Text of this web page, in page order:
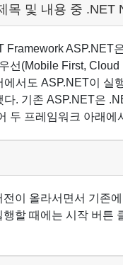
목 및 내용 중
Framework ASP.NET
선(Mobile First,
에서도 ASP.NET이
다. 기존 ASP.NET은
두 프레임워크 아래
이 올라서면서 기존
할 때에는 시작 버튼